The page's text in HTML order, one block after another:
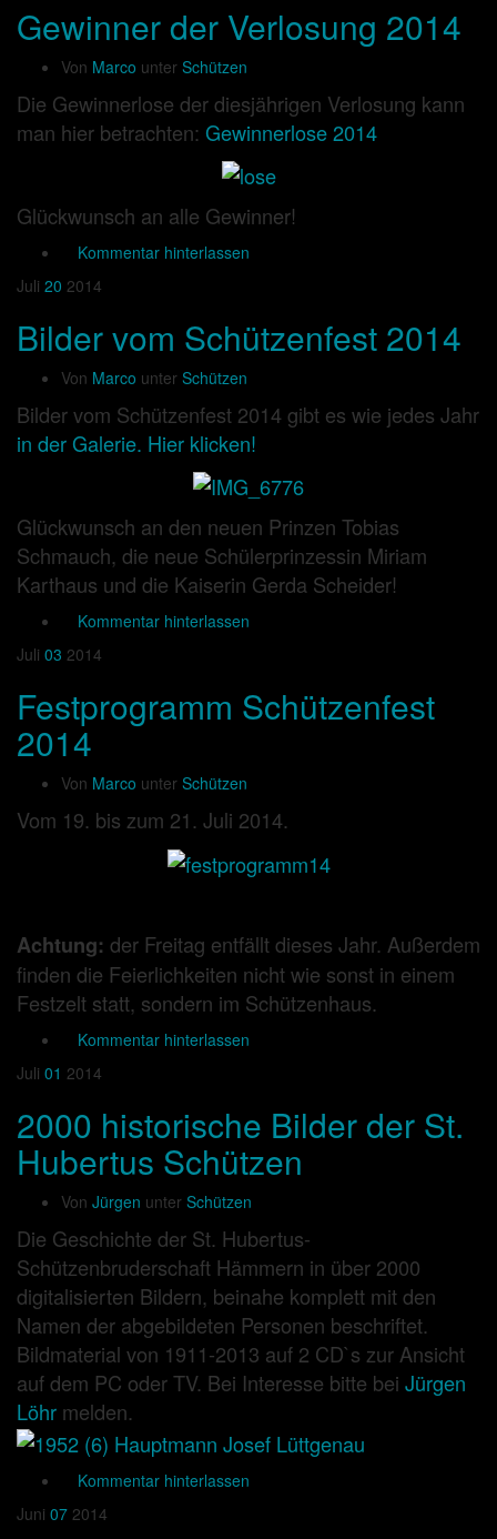
Gewinner der Verlosung 2014
Von Marco unter Schützen
Die Gewinnerlose der diesjährigen Verlosung kann
man hier betrachten: Gewinnerlose 2014
Glückwunsch an alle Gewinner!
Kommentar hinterlassen
Juli 20 2014
Bilder vom Schützenfest 2014
Von Marco unter Schützen
Bilder vom Schützenfest 2014 gibt es wie jedes Jahr
in der Galerie. Hier klicken!
Glückwunsch an den neuen Prinzen Tobias
Schmauch, die neue Schülerprinzessin Miriam
Karthaus und die Kaiserin Gerda Scheider!
Kommentar hinterlassen
Juli 03 2014
Festprogramm Schützenfest
2014
Von Marco unter Schützen
Vom 19. bis zum 21. Juli 2014.
Achtung: der Freitag entfällt dieses Jahr. Außerdem
finden die Feierlichkeiten nicht wie sonst in einem
Festzelt statt, sondern im Schützenhaus.
Kommentar hinterlassen
Juli 01 2014
2000 historische Bilder der St.
Hubertus Schützen
Von Jürgen unter Schützen
Die Geschichte der St. Hubertus-
Schützenbruderschaft Hämmern in über 2000
digitalisierten Bildern, beinahe komplett mit den
Namen der abgebildeten Personen beschriftet.
Bildmaterial von 1911-2013 auf 2 CD`s zur Ansicht
auf dem PC oder TV. Bei Interesse bitte bei Jürgen
Löhr melden.
Kommentar hinterlassen
Juni 07 2014